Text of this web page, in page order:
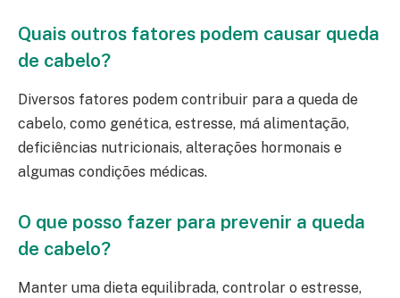
Quais outros fatores podem causar queda
de cabelo?
Diversos fatores podem contribuir para a queda de
cabelo, como genética, estresse, má alimentação,
deficiências nutricionais, alterações hormonais e
algumas condições médicas.
O que posso fazer para prevenir a queda
de cabelo?
Manter uma dieta equilibrada, controlar o estresse,